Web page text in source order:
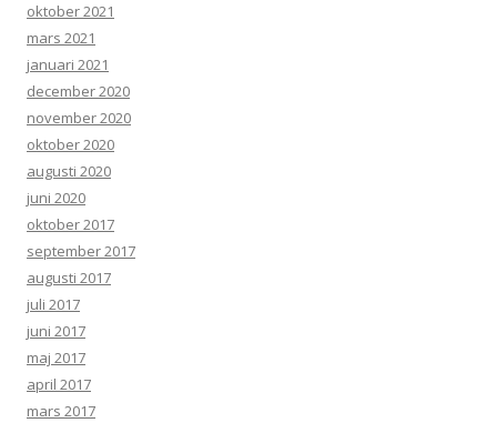
oktober 2021
mars 2021
januari 2021
december 2020
november 2020
oktober 2020
augusti 2020
juni 2020
oktober 2017
september 2017
augusti 2017
juli 2017
juni 2017
maj 2017
april 2017
mars 2017